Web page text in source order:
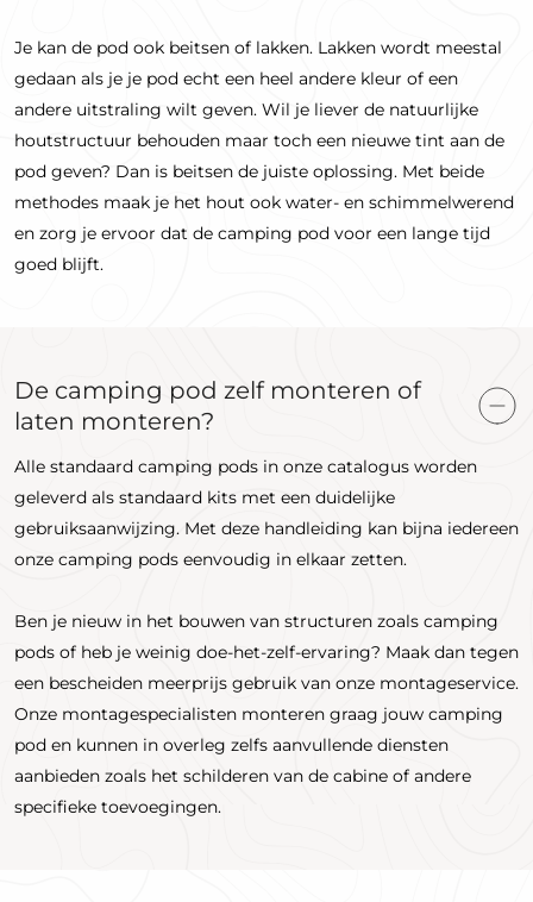
Je kan de pod ook beitsen of lakken. Lakken wordt meestal
gedaan als je je pod echt een heel andere kleur of een
andere uitstraling wilt geven. Wil je liever de natuurlijke
houtstructuur behouden maar toch een nieuwe tint aan de
pod geven? Dan is beitsen de juiste oplossing. Met beide
methodes maak je het hout ook water- en schimmelwerend
en zorg je ervoor dat de camping pod voor een lange tijd
goed blijft.
De camping pod zelf monteren of
laten monteren?
Alle standaard camping pods in onze catalogus worden
geleverd als standaard kits met een duidelijke
gebruiksaanwijzing. Met deze handleiding kan bijna iedereen
onze camping pods eenvoudig in elkaar zetten.
Ben je nieuw in het bouwen van structuren zoals camping
pods of heb je weinig doe-het-zelf-ervaring? Maak dan tegen
een bescheiden meerprijs gebruik van onze montageservice.
Onze montagespecialisten monteren graag jouw camping
pod en kunnen in overleg zelfs aanvullende diensten
aanbieden zoals het schilderen van de cabine of andere
specifieke toevoegingen.